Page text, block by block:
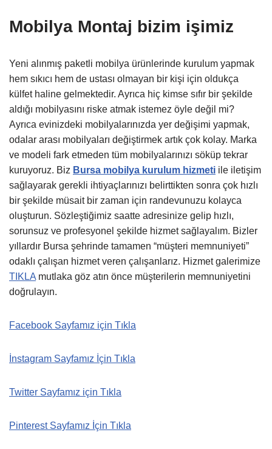
Mobilya Montaj bizim işimiz
Yeni alınmış paketli mobilya ürünlerinde kurulum yapmak
hem sıkıcı hem de ustası olmayan bir kişi için oldukça
külfet haline gelmektedir. Ayrıca hiç kimse sıfır bir şekilde
aldığı mobilyasını riske atmak istemez öyle değil mi?
Ayrıca evinizdeki mobilyalarınızda yer değişimi yapmak,
odalar arası mobilyaları değiştirmek artık çok kolay. Marka
ve modeli fark etmeden tüm mobilyalarınızı söküp tekrar
kuruyoruz. Biz Bursa mobilya kurulum hizmeti ile iletişim
sağlayarak gerekli ihtiyaçlarınızı belirttikten sonra çok hızlı
bir şekilde müsait bir zaman için randevunuzu kolayca
oluşturun. Sözleştiğimiz saatte adresinize gelip hızlı,
sorunsuz ve profesyonel şekilde hizmet sağlayalım. Bizler
yıllardır Bursa şehrinde tamamen “müşteri memnuniyeti”
odaklı çalışan hizmet veren çalışanlarız. Hizmet galerimize
TIKLA mutlaka göz atın önce müşterilerin memnuniyetini
doğrulayın.
Facebook Sayfamız için Tıkla
İnstagram Sayfamız İçin Tıkla
Twitter Sayfamız için Tıkla
Pinterest Sayfamız İçin Tıkla